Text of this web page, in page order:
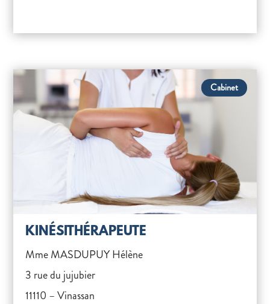
Cabinet
KINÉSITHÉRAPEUTE
Mme MASDUPUY Hélène
3 rue du jujubier
11110 – Vinassan